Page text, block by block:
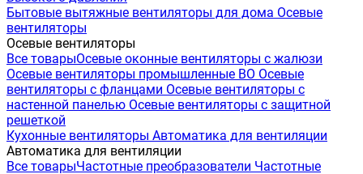
Бытовые вытяжные вентиляторы для дома Осевые
вентиляторы
Осевые вентиляторы
Все товарыОсевые оконные вентиляторы с жалюзи
Осевые вентиляторы промышленные ВО Осевые
вентиляторы с фланцами Осевые вентиляторы с
настенной панелью Осевые вентиляторы с защитной
решеткой
Кухонные вентиляторы Автоматика для вентиляции
Автоматика для вентиляции
Все товарыЧастотные преобразователи Частотные